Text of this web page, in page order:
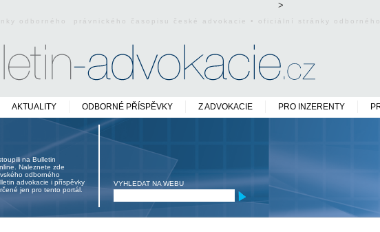
>
odborného právnického časopisu české advokacie • oficiální stránky
AKTUALITY ODBORNÉ PŘÍSPĚVKY Z ADVOKACIE PRO INZERENTY
na Bulletin
Naleznete zde
odborného
advokacie i příspěvky
jen pro tento portál.
VYHLEDAT NA WEBU